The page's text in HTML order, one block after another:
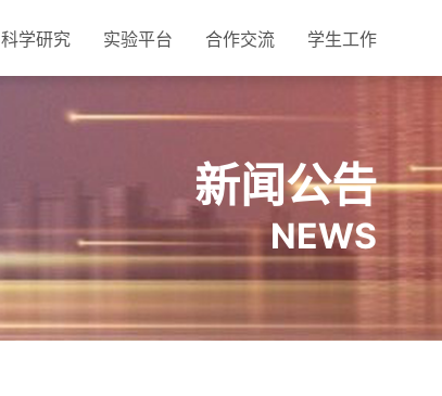
科学研究 实验平台 合作交流 学生工作
新闻公告
NEWS